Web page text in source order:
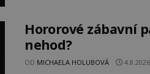
Tímto momentem se
Hororové zábavní
nehod?
OD MICHAELA HOLUBOVÁ 4.8.2026